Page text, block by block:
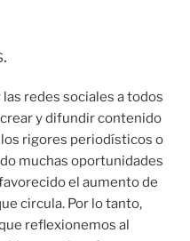
redes sociales a todos
y difundir contenido
rigores periodísticos o
muchas oportunidades
el aumento de
circula. Por lo tanto,
reflexionemos al